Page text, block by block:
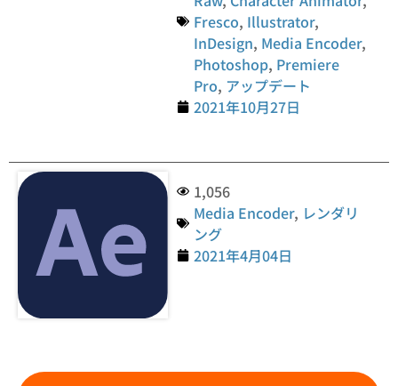
Fresco, Illustrator,
InDesign, Media Encoder,
Photoshop, Premiere
Pro, アップデート
2021年10月27日
1,056
Media Encoder, レンダリ
ング
2021年4月04日